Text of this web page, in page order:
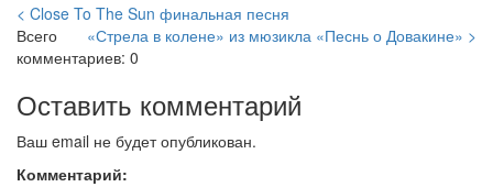
< Close To The Sun финальная песня
«Стрела в колене» из мюзикла «Песнь о Довакине» >
Всего
комментариев: 0
Оставить комментарий
Ваш email не будет опубликован.
Комментарий: